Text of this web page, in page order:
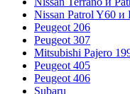
Nissan Patrol Y60 и
Peugeot 206
Peugeot 307
Mitsubishi Pajero
Peugeot 405
Peugeot 406
Subaru